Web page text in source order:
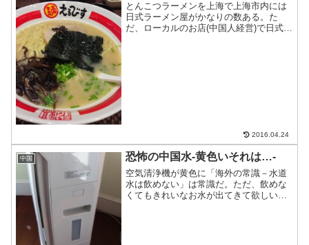
とんこつラーメンを上海で上海市内には
日式ラーメン屋がかなりの数ある。た
だ、ローカルのお店(中国人経営)で日式と
2016.04.24
中国 恐怖の中国水-黄色いそれは…-
空気清浄機が黄色に「海外の常識－水道
水は飲めない」は常識だ。ただ、飲めな
くてもきれいなお水が出てきて欲しいの